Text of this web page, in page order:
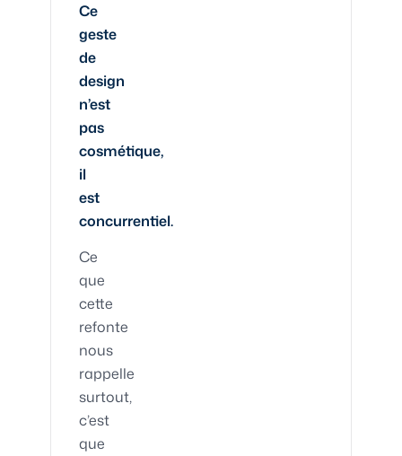
Ce
geste
de
design
n’est
pas
cosmétique,
il
est
concurrentiel.
Ce
que
cette
refonte
nous
rappelle
surtout,
c’est
que